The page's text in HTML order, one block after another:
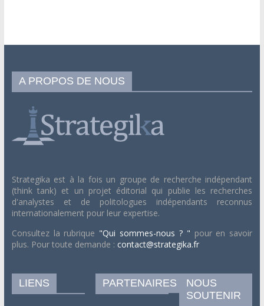
A PROPOS DE NOUS
Strategika est à la fois un groupe de recherche indépendant
(think tank) et un projet éditorial qui publie les recherches
d'analystes et de politologues indépendants reconnus
internationalement pour leur expertise.
Consultez la rubrique "Qui sommes-nous ? " pour en savoir
plus. Pour toute demande : contact@strategika.fr
LIENS PARTENAIRES
NOUS
SOUTENIR